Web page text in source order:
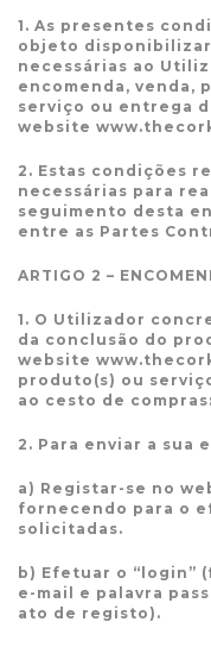
1. As presentes
objeto
necessárias ao
encomenda, venda,
serviço ou entrega
website
2. Estas condições
necessárias para
seguimento desta
entre as Partes
ARTIGO 2 –
1. O Utilizador
da conclusão do
website
produto(s) ou
ao cesto de compras:
2. Para enviar a sua
a) Registar-se no
fornecendo para o
solicitadas.
b) Efetuar o “login”
e-mail e palavra
ato de registo).